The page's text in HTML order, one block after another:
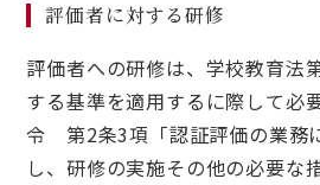
評価者に対する研修
評価者への研修は、学校教育法
する基準を適用するに際して必
令 第2条3項「認証評価の業務
し、研修の実施その他の必要な